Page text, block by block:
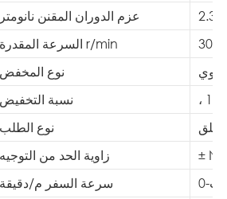
عزم الدوران المقنن نانومتر
2.39
السرعة المقدرة r/min
3000
نوع المخفض
نسبة التخفيض
، 1
نوع الطلب
زاوية الحد من التوجيه
±
سرعة السفر م/دقيقة